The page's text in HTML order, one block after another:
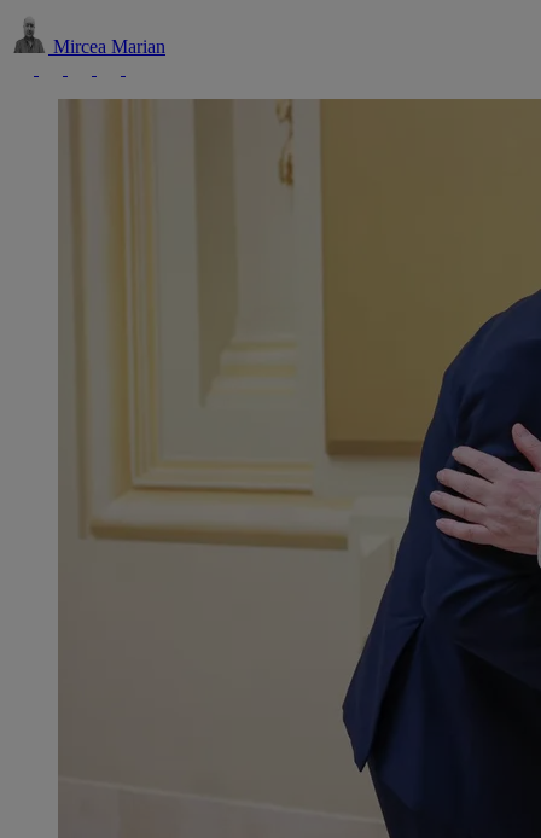
Mircea Marian